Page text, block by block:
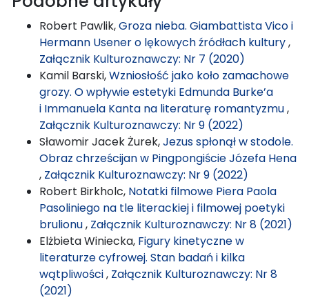
Robert Pawlik,Groza nieba. Giambattista Vico i
Hermann Usener o lękowych źródłach kultury,
Załącznik Kulturoznawczy: Nr 7 (2020)
Kamil Barski,Wzniosłość jako koło zamachowe
grozy. O wpływie estetyki Edmunda Burke’a
i Immanuela Kanta na literaturę romantyzmu,
Załącznik Kulturoznawczy: Nr 9 (2022)
Sławomir Jacek Żurek,Jezus spłonął w stodole.
Obraz chrześcijan w Pingpongiście Józefa Hena
, Załącznik Kulturoznawczy: Nr 9 (2022)
Robert Birkholc, Notatki filmowe Piera Paola
Pasoliniego na tle literackiej i filmowej poetyki
brulionu, Załącznik Kulturoznawczy: Nr 8 (2021)
Elżbieta Winiecka, Figury kinetyczne w
literaturze cyfrowej. Stan badań i kilka
wątpliwości, Załącznik Kulturoznawczy: Nr 8
(2021)